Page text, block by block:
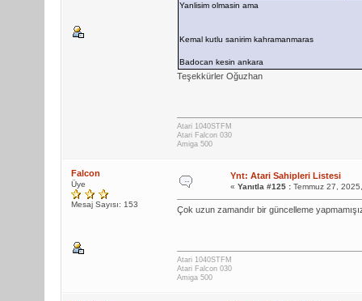
Yanlisim olmasin ama
Kemal kutlu sanirim kahramanmaras
Badocan kesin ankara
Teşekkürler Oğuzhan
Atari 1040STFM
Atari Falcon 030
Amiga 500
Falcon
Üye
Mesaj Sayısı: 153
Ynt: Atari Sahipleri Listesi
« Yanıtla #125 :Temmuz 27,
Çok uzun zamandır bir güncelleme
Atari 1040STFM
Atari Falcon 030
Amiga 500